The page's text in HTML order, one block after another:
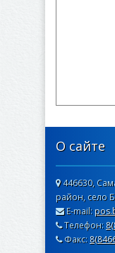
О сайте
446630,
район, село
E-mail:
Телефон:
Факс: